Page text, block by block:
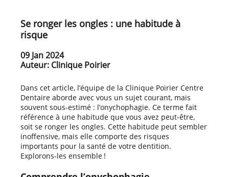
Se ronger les ongles : une habitude à
risque
09 Jan 2024
Auteur: Clinique Poirier
Dans cet article, l’équipe de la Clinique Poirier Centre
Dentaire aborde avec vous un sujet courant, mais
souvent sous-estimé : l’onychophagie. Ce terme fait
référence à une habitude que vous avez peut-être,
soit se ronger les ongles. Cette habitude peut sembler
inoffensive, mais elle comporte des risques
importants pour la santé de votre dentition.
Explorons-les ensemble !